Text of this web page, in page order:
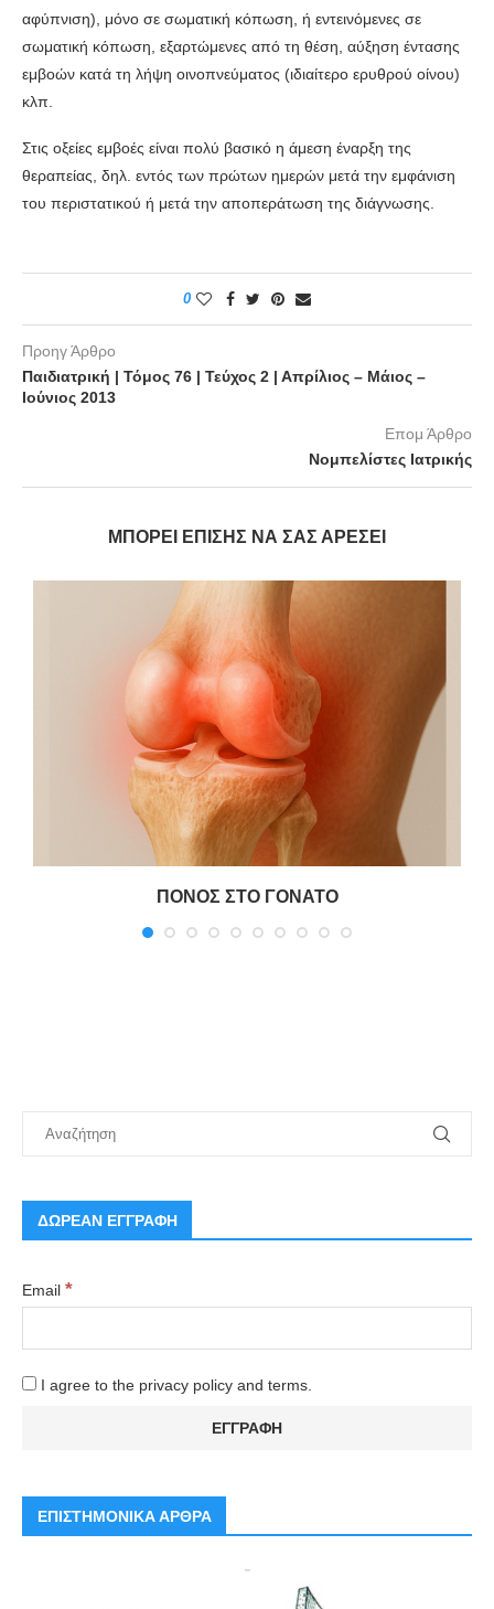
αφύπνιση), μόνο σε σωματική κόπωση, ή εντεινόμενες σε
σωματική κόπωση, εξαρτώμενες από τη θέση, αύξηση έντασης
εμβοών κατά τη λήψη οινοπνεύματος (ιδιαίτερο ερυθρού οίνου)
κλπ.
Στις οξείες εμβοές είναι πολύ βασικό η άμεση έναρξη της
θεραπείας, δηλ. εντός των πρώτων ημερών μετά την εμφάνιση
του περιστατικού ή μετά την αποπεράτωση της διάγνωσης.
0
Προηγ Άρθρο
Παιδιατρική | Τόμος 76 | Τεύχος 2 | Απρίλιος – Μάιος –
Ιούνιος 2013
Επομ Άρθρο
Νομπελίστες Ιατρικής
ΜΠΟΡΕΊ ΕΠΊΣΗΣ ΝΑ ΣΑΣ ΑΡΈΣΕΙ
ΠΟΝΟΣ ΣΤΟ ΓΟΝΑΤΟ
ΔΩΡΕΑΝ ΕΓΓΡΑΦΗ
Email *
I agree to the privacy policy and terms.
ΕΠΙΣΤΗΜΟΝΙΚΑ ΑΡΘΡΑ